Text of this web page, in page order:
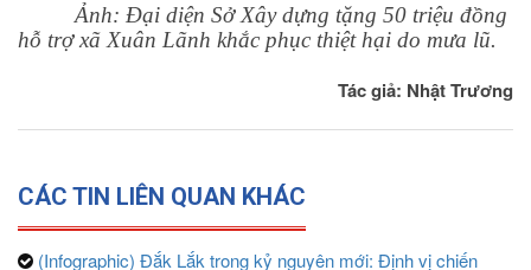
Ảnh: Đại diện Sở Xây dựng tặng 50 triệu đồng
hỗ trợ xã Xuân Lãnh khắc phục thiệt hại do mưa lũ.
Tác giả: Nhật Trương
CÁC TIN LIÊN QUAN KHÁC
(Infographic) Đắk Lắk trong kỷ nguyên mới: Định vị chiến